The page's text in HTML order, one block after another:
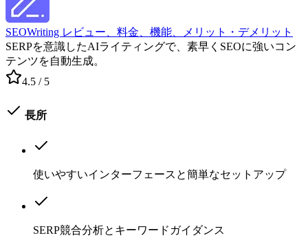
SEOWriting レビュー、料金、機能、メリット・デメリット
SERPを意識したAIライティングで、素早くSEOに強いコン
テンツを自動生成。
4.5 / 5
長所
使いやすいインターフェースと簡単なセットアップ
SERP競合分析とキーワードガイダンス